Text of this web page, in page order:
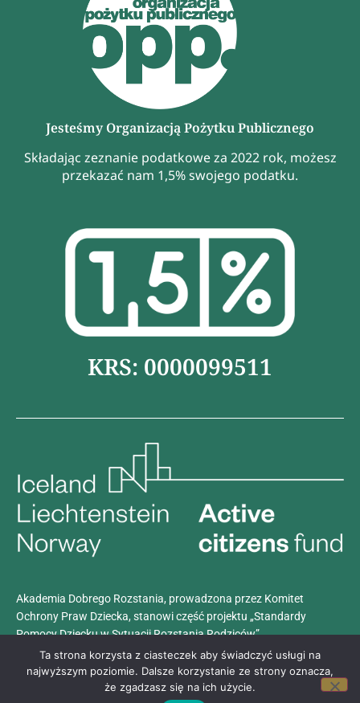
Jesteśmy Organizacją Pożytku Publicznego
Składając zeznanie podatkowe za 2022 rok, możesz
przekazać nam 1,5% swojego podatku.
KRS: 0000099511
Akademia Dobrego Rozstania, prowadzona przez Komitet
Ochrony Praw Dziecka, stanowi część projektu „Standardy
Pomocy Dziecku w Sytuacji Rozstania Rodziców”.
Projekt realizowany jest z dotacji programuAktywni Obywatele –
Fundusz Krajowy, finansowanego przez Islandię, Liechtenstein i
Norwegię w ramach Funduszy EOG.
Ta strona korzysta z ciasteczek aby świadczyć usługi na
najwyższym poziomie. Dalsze korzystanie ze strony oznacza,
że zgadzasz się na ich użycie.